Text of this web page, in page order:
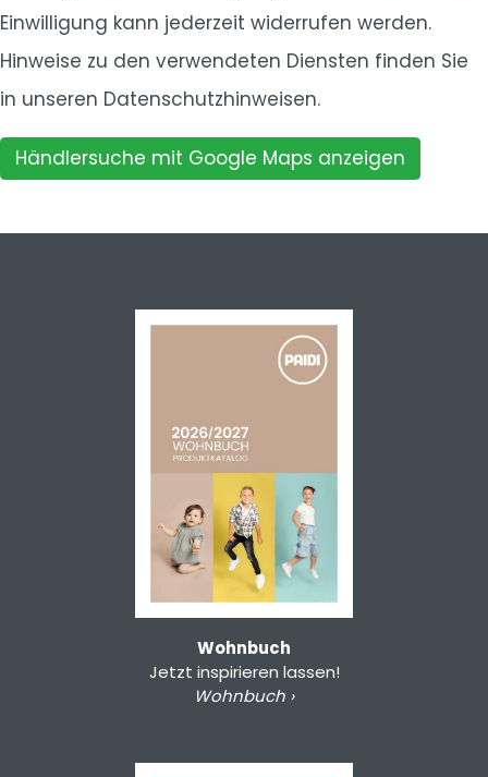
Einwilligung kann jederzeit widerrufen werden.
Hinweise zu den verwendeten Diensten finden Sie
in unseren Datenschutzhinweisen.
Händlersuche mit Google Maps anzeigen
Wohnbuch
Jetzt inspirieren lassen!
Wohnbuch ›